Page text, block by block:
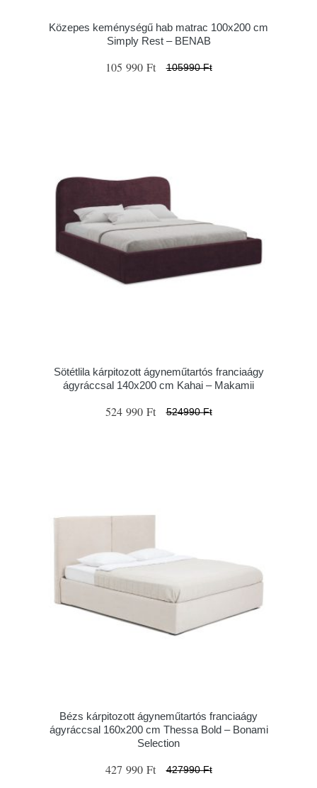
Közepes keménységű hab matrac 100x200 cm
Simply Rest – BENAB
105 990 Ft 105990 Ft
Sötétlila kárpitozott ágyneműtartós franciaágy
ágyráccsal 140x200 cm Kahai – Makamii
524 990 Ft 524990 Ft
Bézs kárpitozott ágyneműtartós franciaágy
ágyráccsal 160x200 cm Thessa Bold – Bonami
Selection
427 990 Ft 427990 Ft